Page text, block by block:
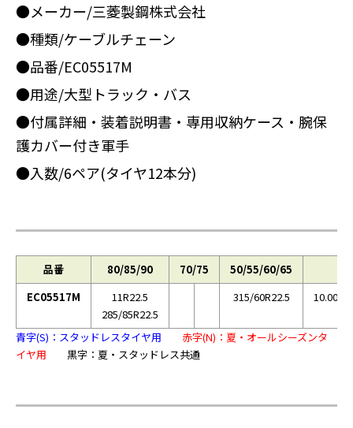
●メーカー/三菱製鋼株式会社
●種類/ケーブルチェーン
●品番/EC05517M
●用途/大型トラック・バス
●付属詳細・装着説明書・専用収納ケース・腕保
護カバー付き軍手
●入数/6ペア(タイヤ12本分)
品番 80/85/90 70/75
50/55/60/65
EC05517M
11R22.5
285/85R22.5
315/60R22.5
青字(S)：スタッドレスタイヤ用
赤字(N)：夏・オールシーズンタ
イヤ用 黒字：夏・スタッドレス共通